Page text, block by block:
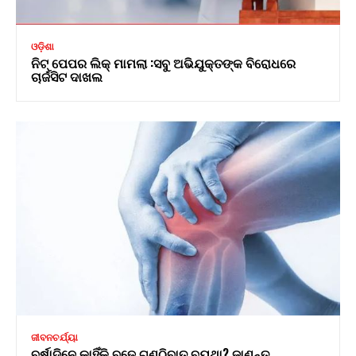
ଓଡ଼ିଶା
ନିଟ୍ ପେପର ଲିକ୍ ମାମଲା :ସବୁ ଅଭିଯୁକ୍ତଙ୍କ ବିରୋଧରେ
ଚାର୍ଜସିଟ ଦାଖଲ
ଜୀବନଚର୍ଯ୍ୟା